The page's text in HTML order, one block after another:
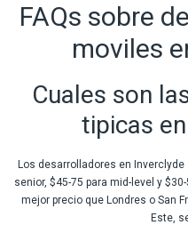
FAQs sobre
moviles
Cuales son
tipicas
Los desarrolladores en
senior, $45-75 para mid-level y
mejor precio que Londres o San
Este,